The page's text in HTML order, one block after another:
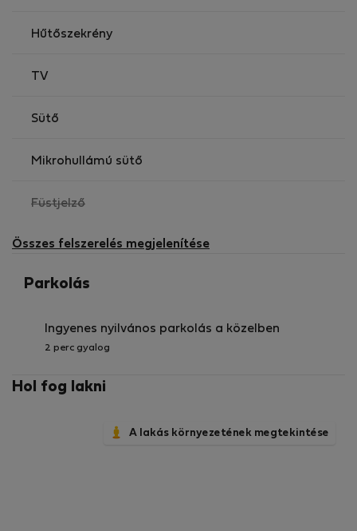
Hűtőszekrény
TV
Sütő
Mikrohullámú sütő
Füstjelző,
elérhető
Összes felszerelés megjelenítése
Parkolás
Ingyenes nyilvános parkolás a közelben
2 perc gyalog
Hol fog lakni
A lakás környezetének megtekintése